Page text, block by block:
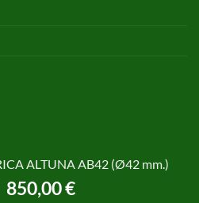
ALTUNA AB42 (Ø42 mm.)
El
850,00€El